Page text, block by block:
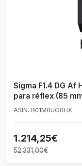
Sigma F1.4 DG Af
para réflex (85
ASIN: B01M0UO0HX
1.214,25€
52.331,00€